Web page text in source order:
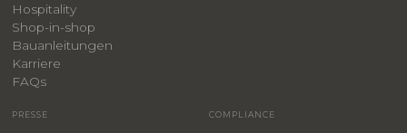
Hospitality
Shop-in-shop
Bauanleitungen
​Karriere
FAQs
PRESSE COMPLIANCE